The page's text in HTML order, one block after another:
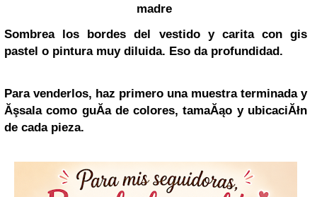
madre
Sombrea los bordes del vestido y carita con gis
pastel o pintura muy diluida. Eso da profundidad.
Para venderlos, haz primero una muestra terminada y
Ăşsala como guĂ­a de colores, tamaĂąo y ubicaciĂłn
de cada pieza.